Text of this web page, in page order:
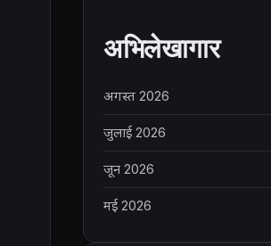
अभिलेखागार
अगस्त 2026
जुलाई 2026
जून 2026
मई 2026